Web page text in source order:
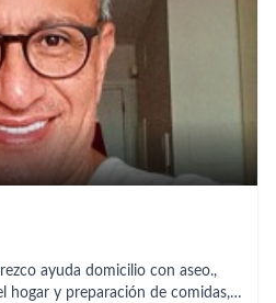
ayuda domicilio con aseo.,
hogar y preparación de comidas,